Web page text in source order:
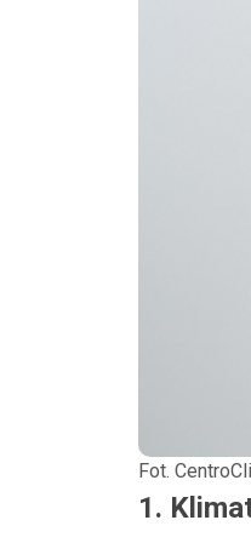
Fot.
1.